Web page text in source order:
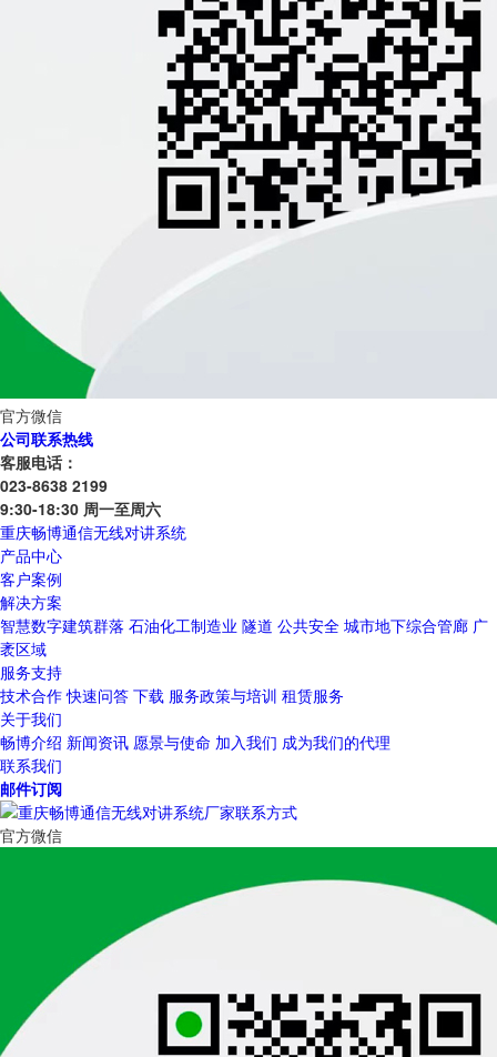
官方微信
公司联系热线
客服电话：
023-8638 2199
9:30-18:30 周一至周六
重庆畅博通信无线对讲系统
产品中心
客户案例
解决方案
智慧数字建筑群落 石油化工制造业 隧道 公共安全 城市地下综合管廊 广
袤区域
服务支持
技术合作 快速问答 下载 服务政策与培训 租赁服务
关于我们
畅博介绍 新闻资讯 愿景与使命 加入我们 成为我们的代理
联系我们
邮件订阅
官方微信